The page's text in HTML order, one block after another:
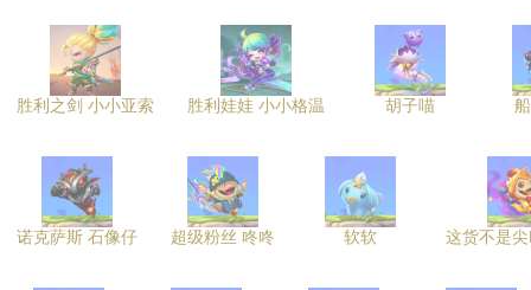
胜利之剑 小小亚索 胜利娃娃 小小格温 胡子喵
诺克萨斯 石像仔 超级粉丝 咚咚 软软 这货不是